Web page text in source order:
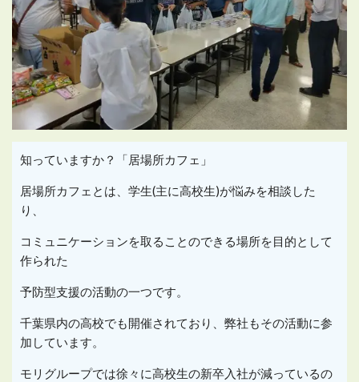
知っていますか？「居場所カフェ」
居場所カフェとは、学生(主に高校生)が悩みを相談した
り、
コミュニケーションを取ることのできる場所を目的として
作られた
予防型支援の活動の一つです。
千葉県内の高校でも開催されており、弊社もその活動に参
加しています。
モリグループでは徐々に高校生の新卒入社が減っているの